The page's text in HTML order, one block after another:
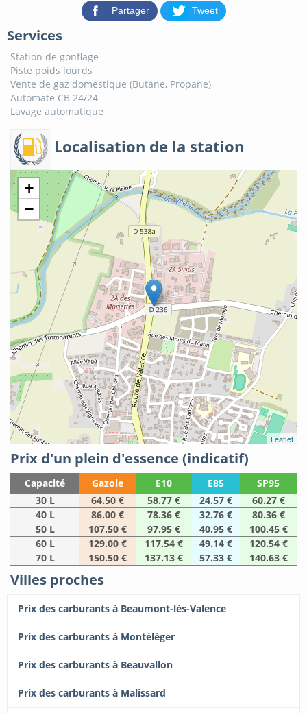
Partager Tweet
Services
Station de gonflage
Piste poids lourds
Vente de gaz domestique (Butane, Propane)
Automate CB 24/24
Lavage automatique
Localisation de la station
+
−
Leaflet
Prix d'un plein d'essence (indicatif)
Capacité Gazole E10 E85
SP95
30 L
64.50 € 58.77 € 24.57 €
60.27 €
40 L
86.00 € 78.36 € 32.76 €
80.36 €
50 L
107.50 € 97.95 € 40.95 €
100.45 €
60 L
129.00 € 117.54 € 49.14 €
120.54 €
70 L
150.50 € 137.13 € 57.33 € 140.63 €
Villes proches
Prix des carburants à Beaumont-lès-Valence
Prix des carburants à Montéléger
Prix des carburants à Beauvallon
Prix des carburants à Malissard